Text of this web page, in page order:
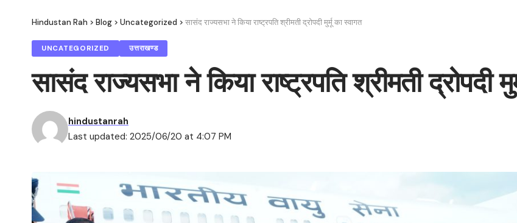
Hindustan Rah > Blog > Uncategorized > सासंद राज्यसभा ने किया राष्ट्रपति श्रीमती द्रोपदी मुर्मू का स्वागत
UNCATEGORIZED उत्तराखण्ड
सासंद राज्यसभा ने किया राष्ट्रपति श्रीमती द्रोपदी
Last updated: 2025/06/20 at 4:07 PM
hindustanrah